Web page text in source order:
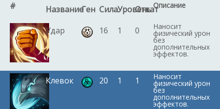
# НазваниеГен СилаУровень
ОткатОписание
Удар 16 1 0 Наносит
физический урон
без
дополнительных
эффектов.
Клевок 20 1 1 Наносит
физический урон
без
дополнительных
эффектов.